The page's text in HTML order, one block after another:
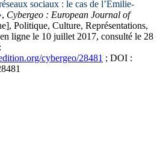
sociaux : le cas de l’Émilie-
, Cybergeo : European Journal of
Politique, Culture, Représentations,
ligne le 10 juillet 2017, consulté le 28
cybergeo/28481 ; DOI :